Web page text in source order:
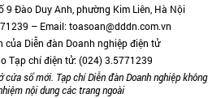
9 Đào Duy Anh, phường Kim Liên, Hà Nội
– Email: toasoan@dddn.com.vn
của Diễn đàn Doanh nghiệp điện tử
Tạp chí điện tử: (024) 3.5771239
sổ mới. Tạp chí Diễn đàn Doanh nghiệp không
nội dung các trang ngoài